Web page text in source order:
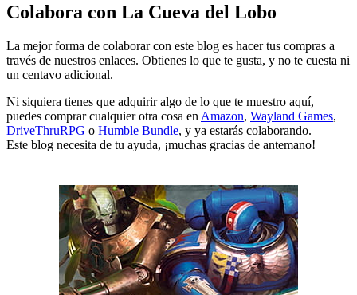
Channel
Feed
Colabora con La Cueva del Lobo
La mejor forma de colaborar con este blog es hacer tus compras a
través de nuestros enlaces. Obtienes lo que te gusta, y no te cuesta ni
un centavo adicional.
Ni siquiera tienes que adquirir algo de lo que te muestro aquí,
puedes comprar cualquier otra cosa en Amazon, Wayland Games,
DriveThruRPG o Humble Bundle, y ya estarás colaborando.
Este blog necesita de tu ayuda, ¡muchas gracias de antemano!